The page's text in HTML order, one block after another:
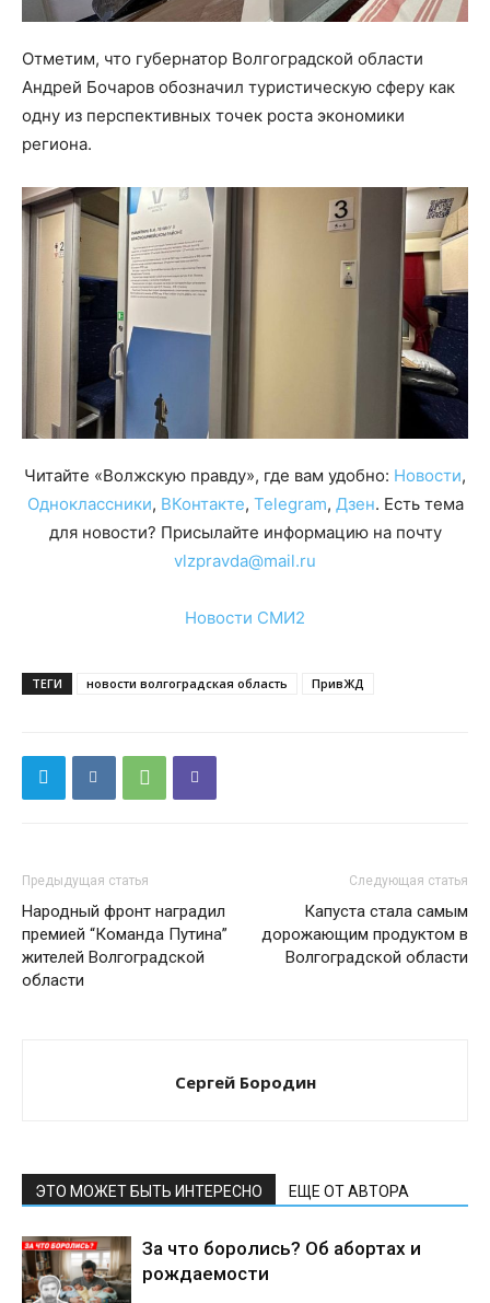
Отметим, что губернатор Волгоградской области
Андрей Бочаров обозначил туристическую сферу как
одну из перспективных точек роста экономики
региона.
Читайте «Волжскую правду», где вам удобно: Новости,
Одноклассники, ВКонтакте, Telegram, Дзен. Есть тема
для новости? Присылайте информацию на почту
vlzpravda@mail.ru
Новости СМИ2
ТЕГИ новости волгоградская область ПривЖД
Предыдущая статья
Народный фронт наградил
премией “Команда Путина”
жителей Волгоградской
области
Следующая статья
Капуста стала самым
дорожающим продуктом в
Волгоградской области
Сергей Бородин
ЭТО МОЖЕТ БЫТЬ ИНТЕРЕСНО ЕЩЕ ОТ АВТОРА
За что боролись? Об абортах и
рождаемости